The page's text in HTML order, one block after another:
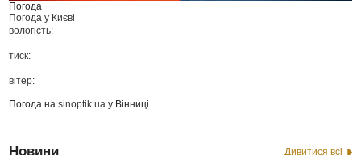
Погода
Погода у Києві
вологість:
тиск:
вітер:
Погода наsinoptik.ua у Вінниці
Новини Дивитися всі